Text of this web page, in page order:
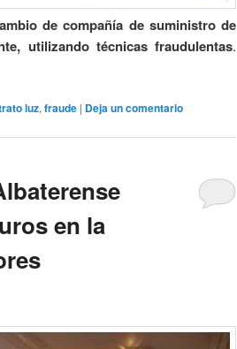
de compañía de suministro de
utilizando técnicas fraudulentas.
luz, fraude | Deja un comentario
en la